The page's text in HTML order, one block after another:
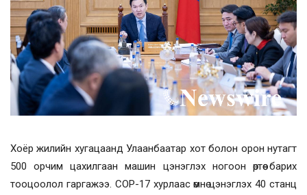
Хоёр жилийн хугацаанд Улаанбаатар хот болон орон нутагт
500 орчим цахилгаан машин цэнэглэх ногоон өртөө барих
тооцоолол гаргажээ. COP-17 хурлаас өмнө цэнэглэх 40 станц